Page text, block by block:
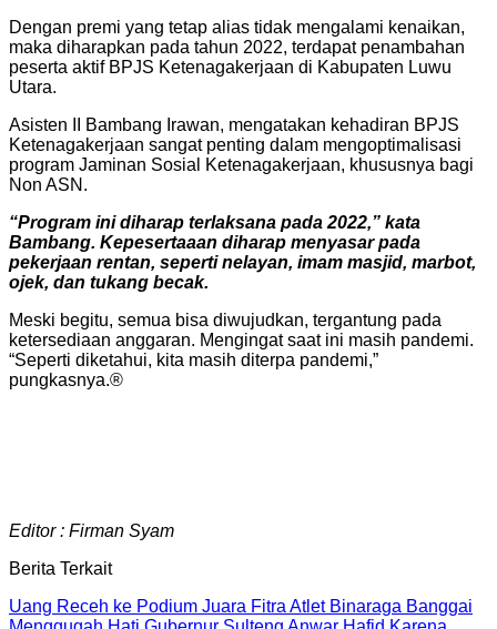
Dengan premi yang tetap alias tidak mengalami kenaikan,
maka diharapkan pada tahun 2022, terdapat penambahan
peserta aktif BPJS Ketenagakerjaan di Kabupaten Luwu
Utara.
Asisten II Bambang Irawan, mengatakan kehadiran BPJS
Ketenagakerjaan sangat penting dalam mengoptimalisasi
program Jaminan Sosial Ketenagakerjaan, khususnya bagi
Non ASN.
“Program ini diharap terlaksana pada 2022,” kata
Bambang. Kepesertaaan diharap menyasar pada
pekerjaan rentan, seperti nelayan, imam masjid, marbot,
ojek, dan tukang becak.
Meski begitu, semua bisa diwujudkan, tergantung pada
ketersediaan anggaran. Mengingat saat ini masih pandemi.
“Seperti diketahui, kita masih diterpa pandemi,”
pungkasnya.®
Editor : Firman Syam
Berita Terkait
Uang Receh ke Podium Juara Fitra Atlet Binaraga Banggai